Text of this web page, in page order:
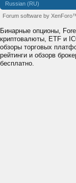
Russian (RU)
Forum software by
Бинарные опционы,
криптовалюты, ETF и
обзоры торговых
рейтинги и обзорв
бесплатно.